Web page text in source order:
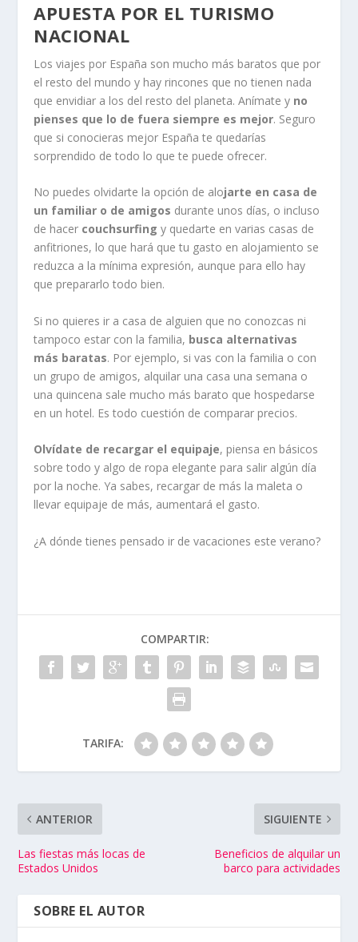
APUESTA POR EL TURISMO
NACIONAL
Los viajes por España son mucho más baratos que por
el resto del mundo y hay rincones que no tienen nada
que envidiar a los del resto del planeta. Anímate y no
pienses que lo de fuera siempre es mejor. Seguro
que si conocieras mejor España te quedarías
sorprendido de todo lo que te puede ofrecer.
No puedes olvidarte la opción de alojarte en casa de
un familiar o de amigos durante unos días, o incluso
de hacer couchsurfing y quedarte en varias casas de
anfitriones, lo que hará que tu gasto en alojamiento se
reduzca a la mínima expresión, aunque para ello hay
que prepararlo todo bien.
Si no quieres ir a casa de alguien que no conozcas ni
tampoco estar con la familia, busca alternativas
más baratas. Por ejemplo, si vas con la familia o con
un grupo de amigos, alquilar una casa una semana o
una quincena sale mucho más barato que hospedarse
en un hotel. Es todo cuestión de comparar precios.
Olvídate de recargar el equipaje, piensa en básicos
sobre todo y algo de ropa elegante para salir algún día
por la noche. Ya sabes, recargar de más la maleta o
llevar equipaje de más, aumentará el gasto.
¿A dónde tienes pensado ir de vacaciones este verano?
COMPARTIR:
TARIFA:
ANTERIOR
Las fiestas más locas de
Estados Unidos
SIGUIENTE
Beneficios de alquilar un
barco para actividades
SOBRE EL AUTOR